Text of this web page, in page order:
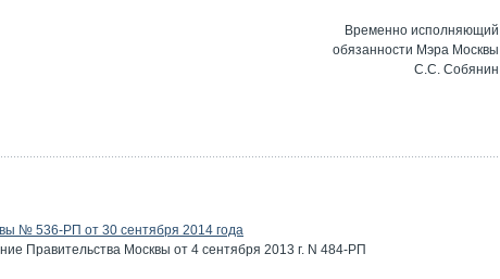
Временно исполняющий
обязанности Мэра Москвы
С.С. Собянин
№ 536-РП от 30 сентября 2014 года
Правительства Москвы от 4 сентября 2013 г. N 484-РП